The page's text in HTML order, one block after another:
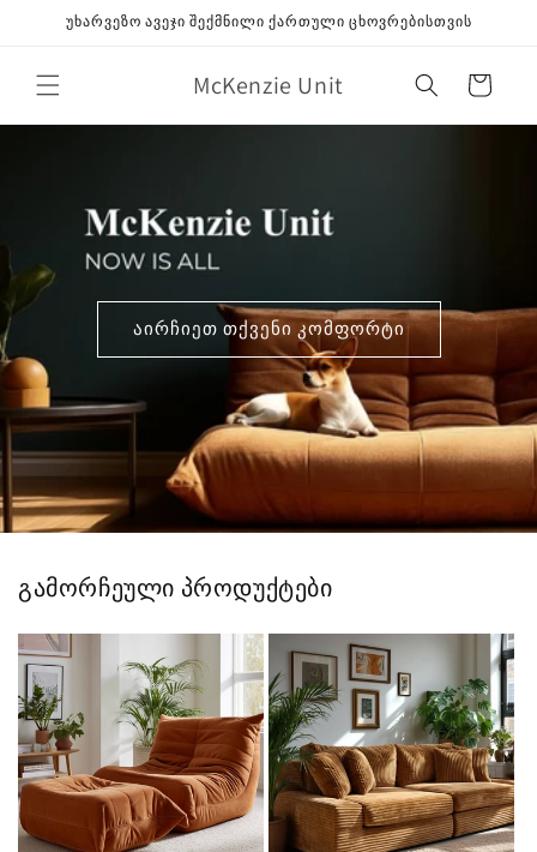
გამოტოვება
შიგთავსზე
უხარვეზო ავეჯი შექმნილი ქართული ცხოვრებისთვის
McKenzie Unit კალათა
აირჩიეთ თქვენი კომფორტი
გამორჩეული პროდუქტები